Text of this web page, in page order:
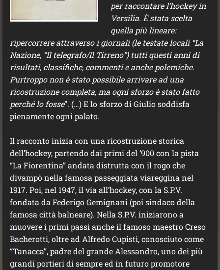
per raccontare l’hockey in
Versilia. È stata scelta
quella più lineare:
ripercorrere attraverso i giornali (le testate locali “La
Nazione, “Il telegrafo/Il Tirreno”) tutti questi anni di
risultati, classifiche, commenti e anche polemiche.
Purtroppo non è stato possibile arrivare ad una
ricostruzione completa, ma ogni sforzo è stato fatto
perché lo fosse”. (…) E lo sforzo di Giulio soddisfa
pienamente ogni palato.
Il racconto inizia con una ricostruzione storica
dell’hockey, partendo dai primi del ‘900 con la pista
“La Fiorentina” andata distrutta con il rogo che
divampò nella famosa passeggiata viareggina nel
1917. Poi, nel 1947, il via all’hockey, con la S.P.V.
fondata da Federigo Gemignani (poi sindaco della
famosa città balneare). Nella S.P.V. iniziarono a
muovere i primi passi anche il famoso maestro Creso
Bacherotti, oltre ad Alfredo Cupisti, conosciuto come
“Tanacca”, padre del grande Alessandro, uno dei più
grandi portieri di sempre ed in futuro promotore